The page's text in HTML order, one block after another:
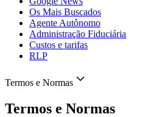
Os Mais Buscados
Agente Autônomo
Administração Fiduciária
Custos e tarifas
RLP
Termos e Normas
Termos e Normas